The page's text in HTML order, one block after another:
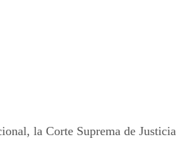
la Corte Suprema de